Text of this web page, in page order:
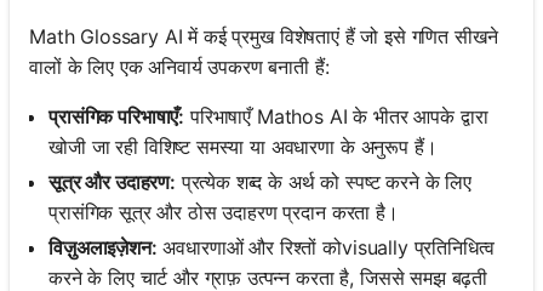
Math Glossary AI में कई प्रमुख विशेषताएं हैं जो इसे गणित सीखने
वालों के लिए एक अनिवार्य उपकरण बनाती हैं:
प्रासंगिक परिभाषाएँ: परिभाषाएँ Mathos AI के भीतर आपके द्वारा
खोजी जा रही विशिष्ट समस्या या अवधारणा के अनुरूप हैं।
सूत्र और उदाहरण: प्रत्येक शब्द के अर्थ को स्पष्ट करने के लिए
प्रासंगिक सूत्र और ठोस उदाहरण प्रदान करता है।
विज़ुअलाइज़ेशन: अवधारणाओं और रिश्तों कोvisually प्रतिनिधित्व
करने के लिए चार्ट और ग्राफ़ उत्पन्न करता है, जिससे समझ बढ़ती